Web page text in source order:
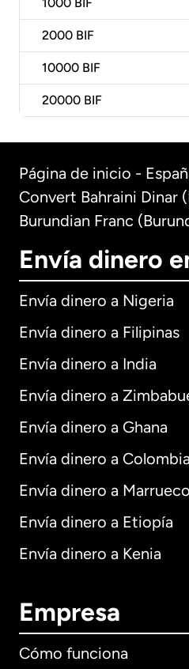
1000 BIF
2000 BIF
10000 BIF
20000 BIF
Página de inicio -
Convert Bahraini Dinar
Burundian Franc
Envía dinero
Envía dinero a Nigeria
Envía dinero a Filipinas
Envía dinero a India
Envía dinero a
Envía dinero a Ghana
Envía dinero a Colombia
Envía dinero a
Envía dinero a Etiopía
Envía dinero a Kenia
Empresa
Cómo funciona